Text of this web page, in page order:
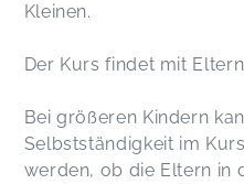
Kleinen.
Der Kurs findet mit
Bei größeren Kindern
Selbstständigkeit im
werden, ob die Eltern in